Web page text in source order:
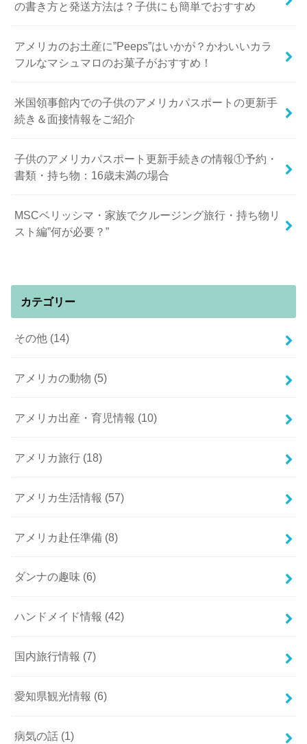
の書き方と発送方法は？子供にも簡単でおすすめ
アメリカのお土産に”Peeps”はいかが？かわいいカラ
フルなマシュマロのお菓子がおすすめ！
米国領事館内での子供のアメリカパスポートの更新手
続き＆面接情報をご紹介
子供のアメリカパスポート更新手続きの情報①予約・
書類・持ち物：16歳未満の場合
MSCベリッシマ・家族でクルージング旅行・持ち物リ
スト編”何が必要？”
カテゴリー
その他 (14)
アメリカの動物 (5)
アメリカ出産・育児情報 (10)
アメリカ旅行 (18)
アメリカ生活情報 (57)
アメリカ赴任準備 (8)
ダンナの趣味 (6)
ハンドメイド情報 (42)
国内旅行情報 (7)
愛知県観光情報 (6)
病気の話 (1)